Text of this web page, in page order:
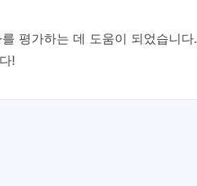
평가하는 데 도움이 되었습니다.
!